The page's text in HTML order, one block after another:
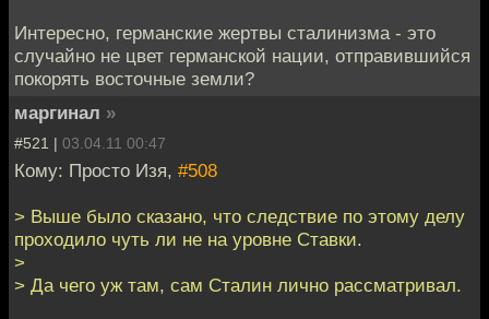
Интересно, германские жертвы сталинизма - это
случайно не цвет германской нации, отправившийся
покорять восточные земли?
маргинал »
#521 | 03.04.11 00:47
Кому: Просто Изя, #508
> Выше было сказано, что следствие по этому делу
проходило чуть ли не на уровне Ставки.
>
> Да чего уж там, сам Сталин лично рассматривал.